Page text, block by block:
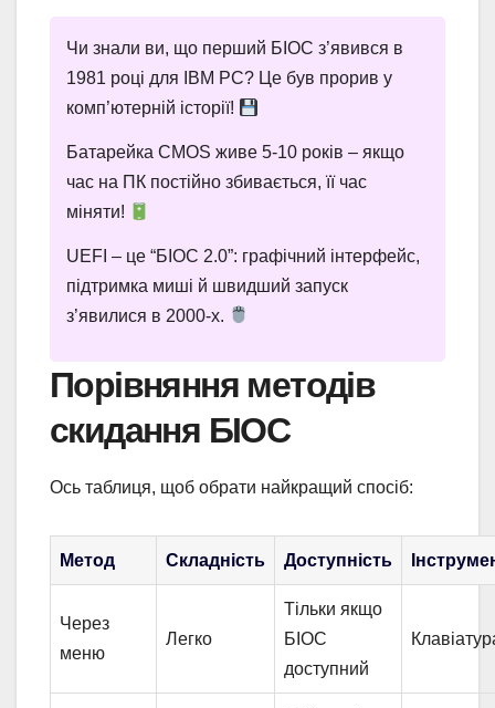
Чи знали ви, що перший БІОС з’явився в
1981 році для IBM PC? Це був прорив у
комп’ютерній історії!
Батарейка CMOS живе 5-10 років – якщо
час на ПК постійно збивається, її час
міняти!
UEFI – це “БІОС 2.0”: графічний інтерфейс,
підтримка миші й швидший запуск
з’явилися в 2000-х.
Порівняння методів
скидання БІОС
Ось таблиця, щоб обрати найкращий спосіб:
Метод Складність Доступність
Через
меню
Легко
Тільки якщо
БІОС
доступний